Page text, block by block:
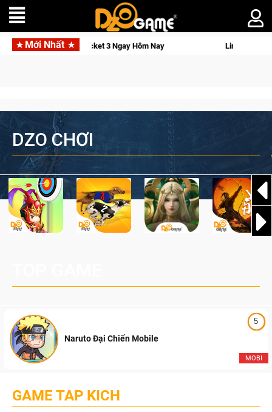
Mới NhấtLineage W – Quyền lực và tài phú sẽ về tay kẻ đoạt được Vương
DZO CHƠI
5
MOBI
Naruto Đại Chiến Mobile
GAME TAP KICH